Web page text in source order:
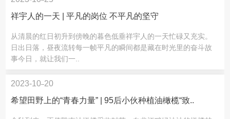
祥宇人的一天 | 平凡的岗位 不平凡的坚守
从清晨的红日初升到傍晚的暮色低垂祥宇人的一天忙碌又充实。
日出日落，昼夜流转每一帧平凡的瞬间都是藏在时光里的奋斗故
事今日，就让我们一..
20
2023-10
希望田野上的“青春力量” | 95后小伙种植油橄榄“致..